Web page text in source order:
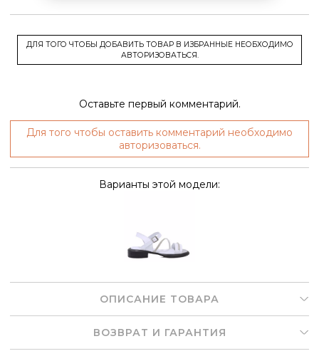
ДЛЯ ТОГО ЧТОБЫ ДОБАВИТЬ ТОВАР В ИЗБРАННЫЕ НЕОБХОДИМО
АВТОРИЗОВАТЬСЯ.
Оставьте первый комментарий.
Для того чтобы оставить комментарий необходимо
авторизоваться.
Варианты этой модели:
ОПИСАНИЕ ТОВАРА
ВОЗВРАТ И ГАРАНТИЯ